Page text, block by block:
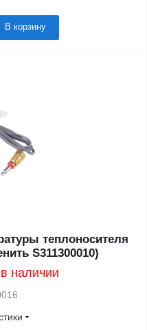
В корзину
теплоносителя
S311300010)
наличии